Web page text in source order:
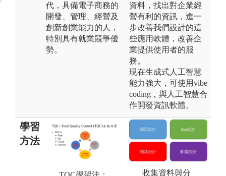
代，具備電子商務的
開發、管理、經營及
創新創業能力的人，
特別具有就業競爭優
勢。
資料，找出對企業經
營有利的資訊，進一
步改善我們設計的這
些應用軟體，改善企
業提供使用者的服
務。
現在生成式人工智慧
能力強大，可使用vibe
coding，與人工智慧合
作開發資訊軟體。
學習
方法
收集資料與分